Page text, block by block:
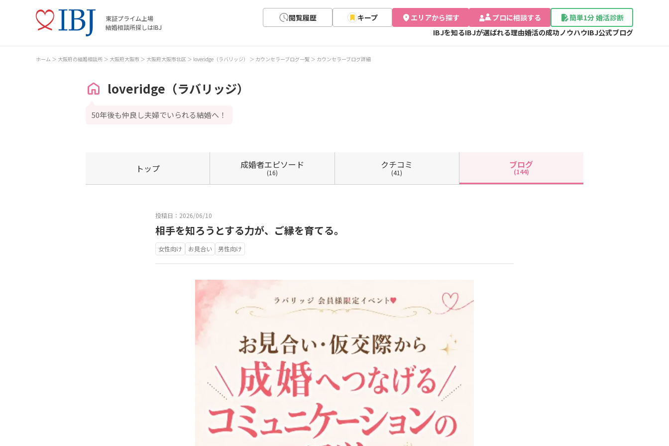
東証プライム上場
結婚相談所探しはIBJ
閲覧履歴 キープ エリアから探す プロに相談する
簡単1分 婚活診断
IBJを知るIBJが選ばれる理由婚活の成功ノウハウIBJ公式ブログ
ホーム 大阪府の結婚相談所 大阪府大阪市 大阪府大阪市北区 loveridge（ラバリッジ） カウンセラーブログ一覧 カウンセラーブログ詳細
loveridge（ラバリッジ）
50年後も仲良し夫婦でいられる結婚へ！
トップ 成婚者エピソード
(16)
クチコミ
(41)
ブログ
(144)
投稿日：2026/06/10
相手を知ろうとする力が、ご縁を育てる。
女性向け お見合い 男性向け